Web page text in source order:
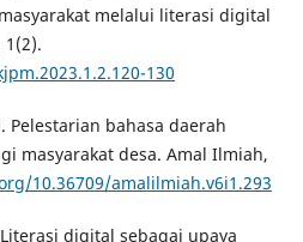
melalui literasi digital
130
Pelestarian bahasa daerah
masyarakat desa. Amal Ilmiah,
10.36709/amalilmiah.v6i1.293
digital sebagai upaya